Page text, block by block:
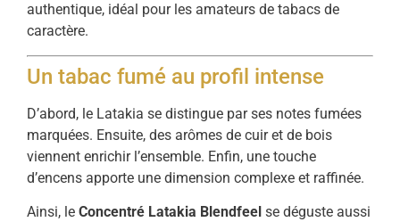
authentique, idéal pour les amateurs de tabacs de
caractère.
Un tabac fumé au profil intense
D’abord, le Latakia se distingue par ses notes fumées
marquées. Ensuite, des arômes de cuir et de bois
viennent enrichir l’ensemble. Enfin, une touche
d’encens apporte une dimension complexe et raffinée.
Ainsi, le Concentré Latakia Blendfeel se déguste aussi